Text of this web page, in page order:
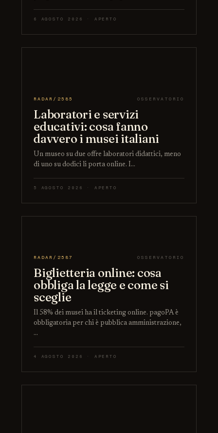
6 AGOSTO 2026 · APERTO
RADAR/2585 OSSERVATORIO
Laboratori e servizi
educativi: cosa fanno
davvero i musei italiani
Un museo su due offre laboratori didattici, meno
di uno su dodici li porta online. I…
5 AGOSTO 2026 · APERTO
RADAR/2587 OSSERVATORIO
Biglietteria online: cosa
obbliga la legge e come si
sceglie
Il 58% dei musei ha il ticketing online. pagoPA è
obbligatoria per chi è pubblica amministrazione,
…
4 AGOSTO 2026 · APERTO